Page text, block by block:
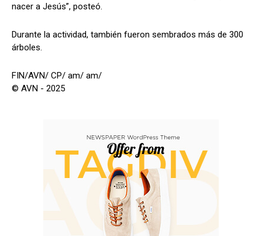
nacer a Jesús”, posteó.
Durante la actividad, también fueron sembrados más de 300
árboles.
FIN/AVN/ CP/ am/ am/
© AVN - 2025